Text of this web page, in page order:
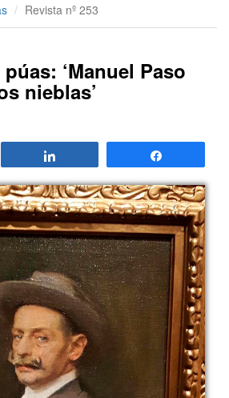
Revista nº 253
‘Manuel Paso
nieblas’